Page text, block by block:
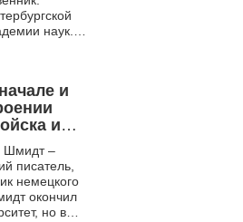
наук.
и
и
России.
Шмидт –
писатель,
немецкого
окончил
но в